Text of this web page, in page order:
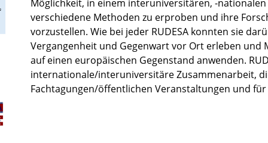
Möglichkeit, in einem interuniversitären, -
verschiedene Methoden zu erproben und ihre
vorzustellen. Wie bei jeder RUDESA konnten sie
Vergangenheit und Gegenwart vor Ort erleben und
auf einen europäischen Gegenstand anwenden.
internationale/interuniversitäre Zusammenarbeit,
Fachtagungen/öffentlichen Veranstaltungen und